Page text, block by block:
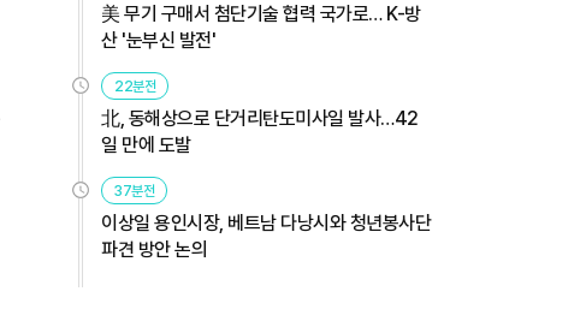
美 무기 구매서 첨단기술 협력 국가로… K-방
산 '눈부신 발전'
22분전
北, 동해상으로 단거리탄도미사일 발사…42
일 만에 도발
37분전
이상일 용인시장, 베트남 다낭시와 청년봉사단
파견 방안 논의